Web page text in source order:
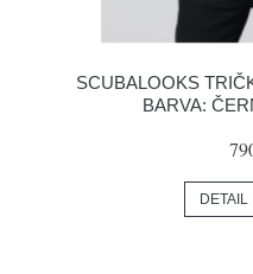
SCUBALOOKS
BARVA: